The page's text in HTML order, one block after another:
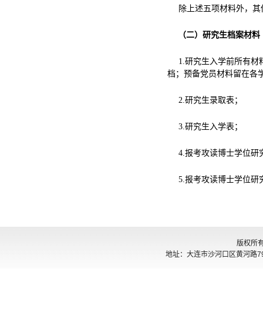
除上述五项材料外，
（二）研究生档案材料
1.研究生入学前所有材
档； 预备党员材料留在各
2.研究生录取表；
3.研究生入学表；
4.报考攻读博士学位研
5.报考攻读博士学位研
版权所
地址：大连市沙河口区黄河